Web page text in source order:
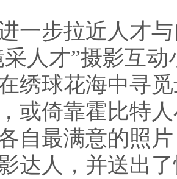
步拉近人才与
采人才”摄影互
绣球花海中寻
或倚靠霍比特
自最满意的照
达人，并送出